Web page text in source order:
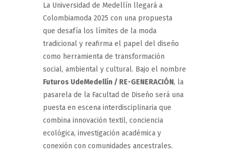
La Universidad de Medellín llegará a
Colombiamoda 2025 con una propuesta
que desafía los límites de la moda
tradicional y reafirma el papel del diseño
como herramienta de transformación
social, ambiental y cultural. Bajo el nombre
Futuros UdeMedellín / RE-GENERACIÓN, la
pasarela de la Facultad de Diseño será una
puesta en escena interdisciplinaria que
combina innovación textil, conciencia
ecológica, investigación académica y
conexión con comunidades ancestrales.